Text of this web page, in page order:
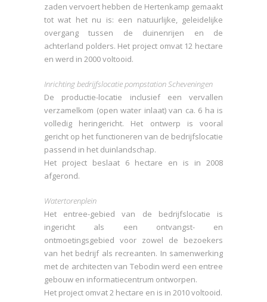
zaden vervoert hebben de Hertenkamp gemaakt
tot wat het nu is: een natuurlijke, geleidelijke
overgang tussen de duinenrijen en de
achterland polders. Het project omvat 12 hectare
en werd in 2000 voltooid.
Inrichting bedrijfslocatie pompstation Scheveningen
De productie-locatie inclusief een vervallen
verzamelkom (open water inlaat) van ca. 6 ha is
volledig heringericht. Het ontwerp is vooral
gericht op het functioneren van de bedrijfslocatie
passend in het duinlandschap.
Het project beslaat 6 hectare en is in 2008
afgerond.
Watertorenplein
Het entree-gebied van de bedrijfslocatie is
ingericht als een ontvangst- en
ontmoetingsgebied voor zowel de bezoekers
van het bedrijf als recreanten. In samenwerking
met de architecten van Tebodin werd een entree
gebouw en informatiecentrum ontworpen.
Het project omvat 2 hectare en is in 2010 voltooid.